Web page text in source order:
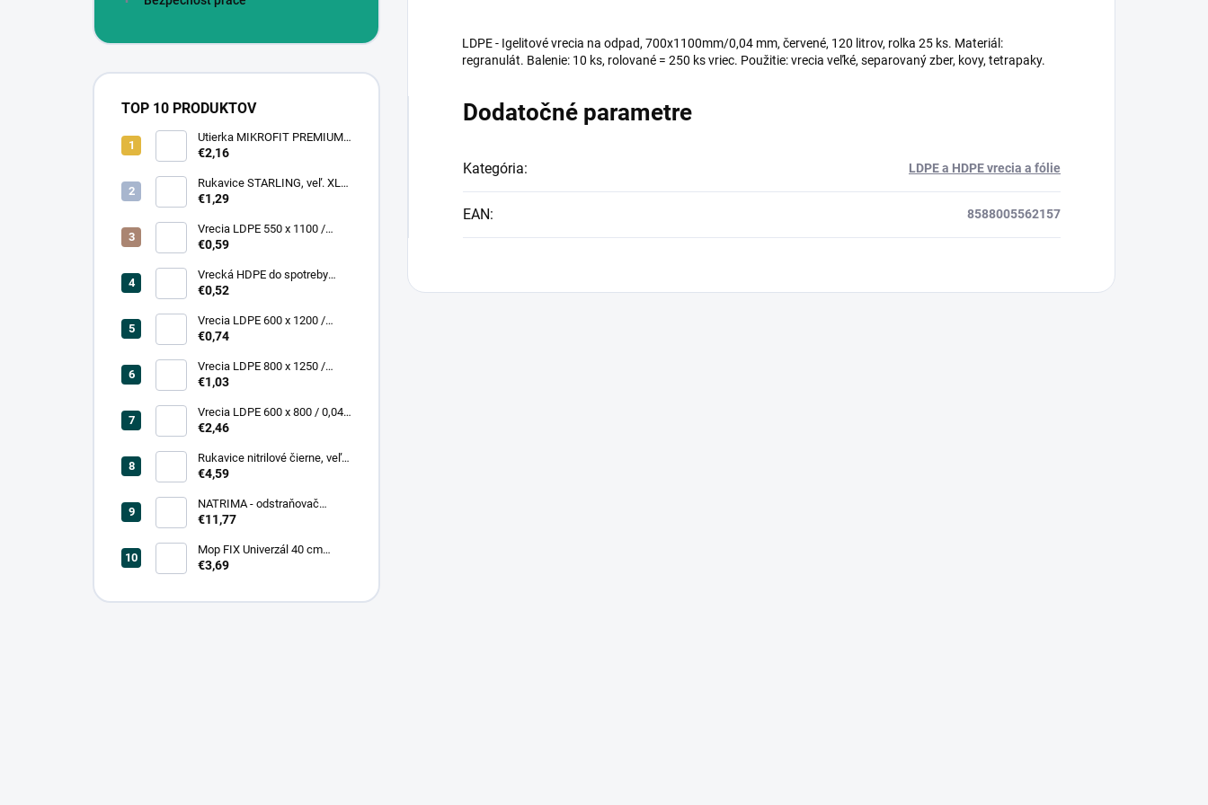
TOP 10 PRODUKTOV
Utierka MIKROFIT PREMIUM
920 40x40 cm, 305 gr./m2
€2,16
Rukavice STARLING, veľ. XL
(12 pár = bal)
€1,29
Vrecia LDPE 550 x 1100 /
0,13,1A, číra
€0,59
Vrecká HDPE do spotreby
300x400/0,007, číre, (50 ks =
€0,52
Vrecia LDPE 600 x 1200 /
0,200, transparent (25 ks)
€0,74
Vrecia LDPE 800 x 1250 /
0,20, čierna (25 ks = bal)
€1,03
Vrecia LDPE 600 x 800 / 0,04,
biele (25 ks = rol)
€2,46
Rukavice nitrilové čierne, veľ.
L (100 ks = box)
€4,59
NATRIMA - odstraňovač
starých náterov (0,75 L = bal)
€11,77
Mop FIX Univerzál 40 cm
bavlnený Fmix
€3,69
LDPE - Igelitové vrecia na odpad, 700x1100mm/0,04 mm, červené, 120 litrov, rolka 25 ks. Materiál:
regranulát. Balenie: 10 ks, rolované = 250 ks vriec. Použitie: vrecia veľké, separovaný zber, kovy, tetrapaky.
Dodatočné parametre
Kategória: LDPE a HDPE vrecia a fólie
EAN: 8588005562157